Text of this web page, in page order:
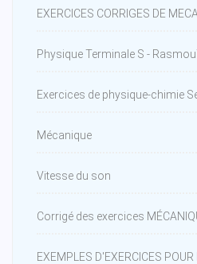
EXERCICES CORRIGES DE
Physique Terminale S -
Exercices de physique-chimie
Mécanique
Vitesse du son
Corrigé des exercices
EXEMPLES D'EXERCICES